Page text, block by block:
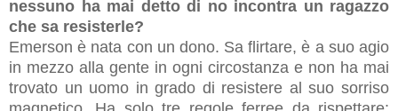
nessuno ha mai detto di no incontra un ragazzo
che sa resisterle?
Emerson è nata con un dono. Sa flirtare, è a suo agio
in mezzo alla gente in ogni circostanza e non ha mai
trovato un uomo in grado di resistere al suo sorriso